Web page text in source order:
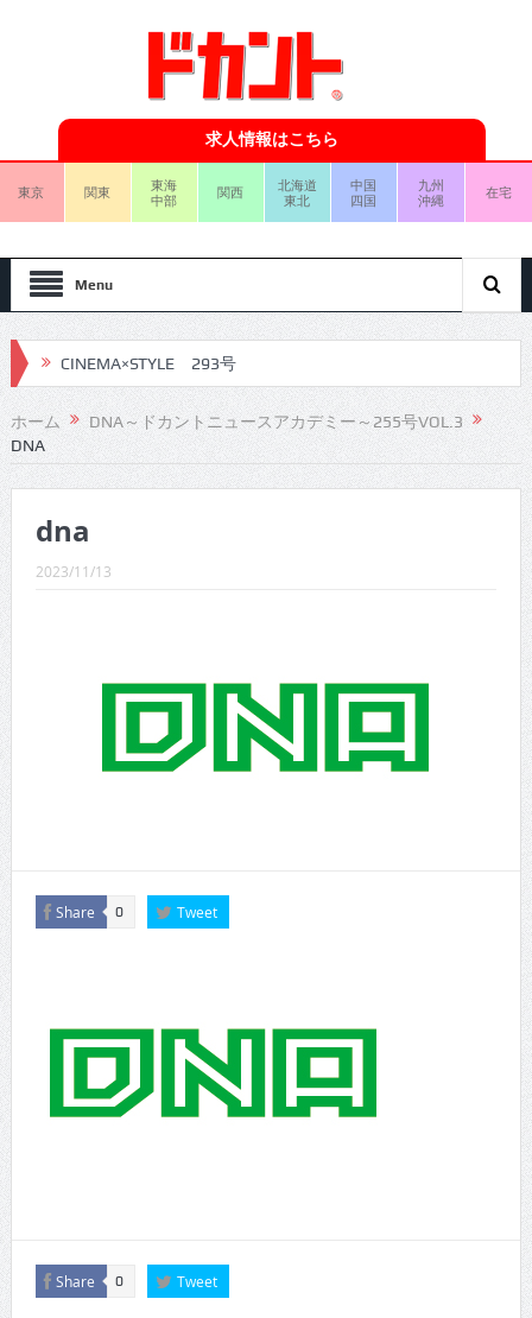
求人情報はこちら
東京 関東
東海
中部
関西
北海道
東北
中国
四国
九州
沖縄
在宅
Menu
CINEMA×STYLE 293号
CINEMA×STYLE 292号
CINEMA×STYLE 291号
CINEMA×STYLE 289号
CINEMA×STYLE 286号
CINEMA×STYLE 294号
ホーム
DNA～ドカントニュースアカデミー～255号VOL.3
DNA
dna
2023/11/13
Share 0 Tweet
Share 0 Tweet